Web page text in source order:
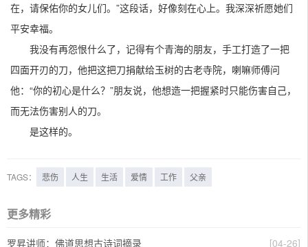
在，请保佑你的女儿们。”这段话，好像刻在心上。我深深祈愿她们
平安幸福。
我没有再怨恨什么了，记得有个青海的朋友，手工打造了一把
四面开刃的刀，他把这把刀捐献给玉树的古老寺院，喇嘛师傅问
他：“你的初心是什么？”朋友说，他想造一把握紧时只能伤害自己，
而无法伤害别人的刀。
是这样的。
TAGS： 悲伤 人生 生活 爱情 工作 父亲
更多精彩
[04-26]
罗昇讲师：佛道思想古诗词摘录